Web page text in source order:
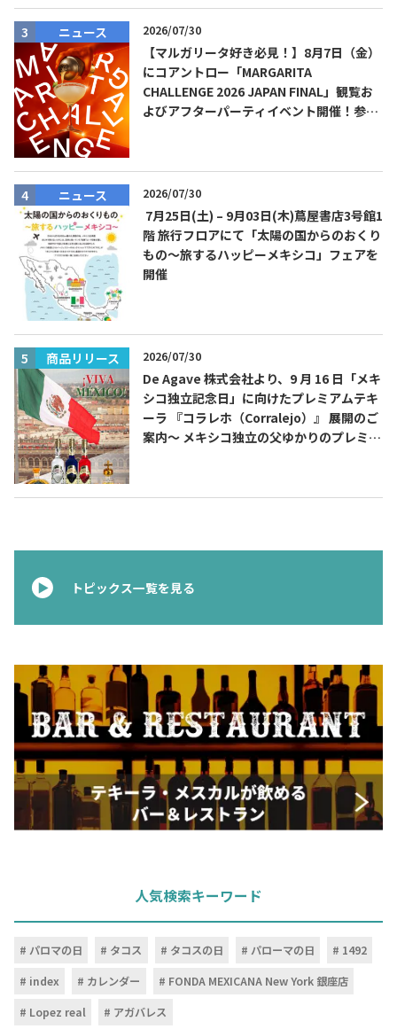
ニュース 2026/07/30
【マルガリータ好き必見！】8月7日（金）
にコアントロー「MARGARITA
CHALLENGE 2026 JAPAN FINAL」観覧お
よびアフターパーティイベント開催！参加
ニュース 2026/07/30
7月25日(土) – 9月03日(木)蔦屋書店3号館1
階 旅行フロアにて「太陽の国からのおくり
もの～旅するハッピーメキシコ」フェアを
開催
商品リリース 2026/07/30
De Agave 株式会社より、9 月 16 日「メキ
シコ独立記念日」に向けたプレミアムテキ
ーラ 『コラレホ（Corralejo）』 展開のご
案内〜 メキシコ独立の父ゆかりのプレミア
トピックス一覧を見る
人気検索キーワード
パロマの日 タコス タコスの日 パローマの日
1492
index
カレンダー
FONDA MEXICANA New York 銀座店
Lopez real
アガバレス